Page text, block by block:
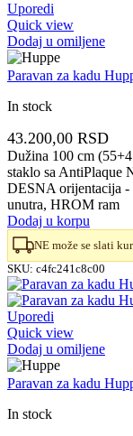
Uporedi
Quick view
Dodaj u omiljene
Paravan za kadu
In stock
43.200,00 RSD
Dužina 100 cm
staklo sa AntiPlaque
DESNA orijentacija -
unutra, HROM ram
Dodaj u korpu
NE može se slati
SKU: c4fc241c8c00
Uporedi
Quick view
Dodaj u omiljene
Paravan za kadu
In stock